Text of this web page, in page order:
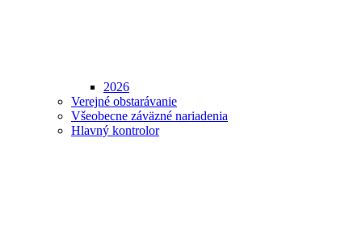
2026
Verejné obstarávanie
Všeobecne záväzné nariadenia
Hlavný kontrolor